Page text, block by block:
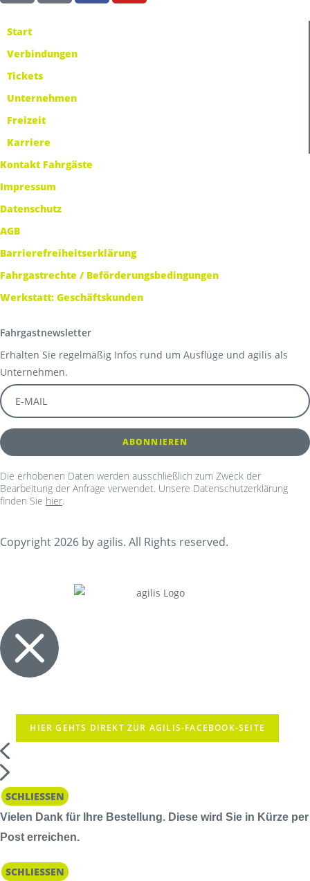
Start
Verbindungen
Tickets
Unternehmen
Freizeit
Karriere
Kontakt Fahrgäste
Impressum
Datenschutz
AGB
Barrierefreiheitserklärung
Fahrgastrechte / Beförderungsbedingungen
Werkstatt: Geschäftskunden
Fahrgastnewsletter
Erhalten Sie regelmäßig Infos rund um Ausflüge und agilis als
Unternehmen.
Die erhobenen Daten werden ausschließlich zum Zweck der
Bearbeitung der Anfrage verwendet. Unsere Datenschutzerklärung
finden Sie hier.
Copyright 2026 by agilis. All Rights reserved.
HIER GEHTS DIREKT ZUR AGILIS-FACEBOOK-SEITE
SCHLIESSEN
Vielen Dank für Ihre Bestellung. Diese wird Sie in Kürze per
Post erreichen.
SCHLIESSEN